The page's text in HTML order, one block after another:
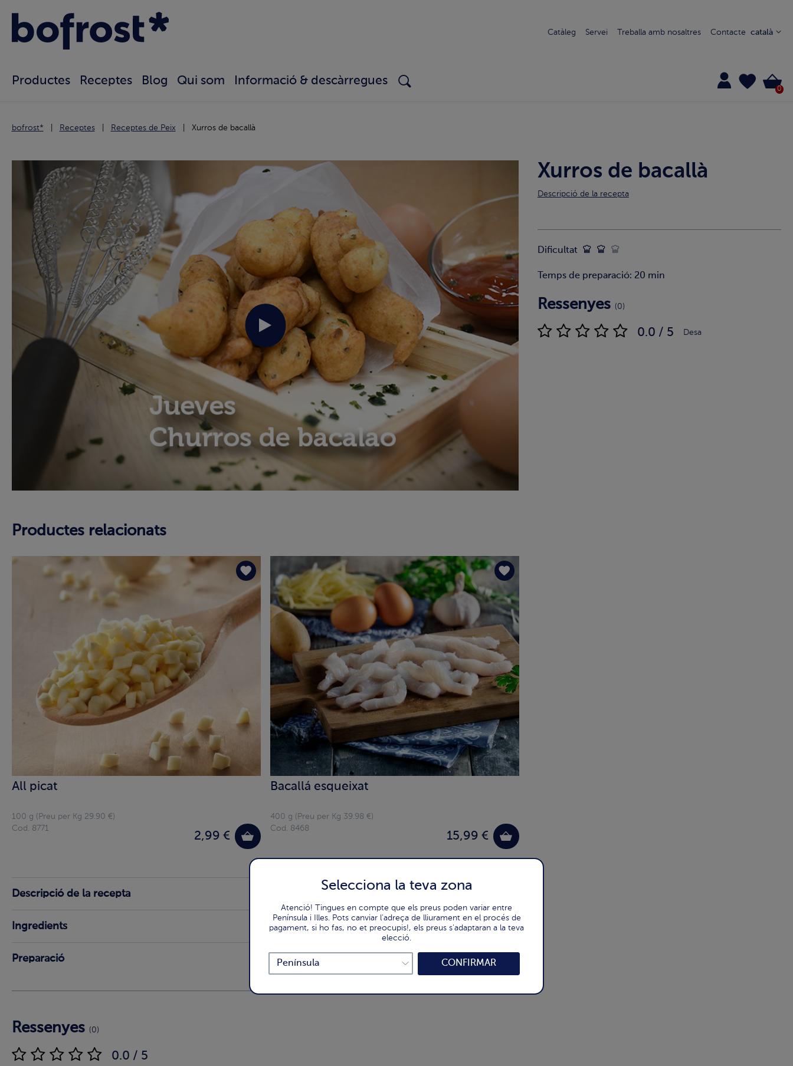
Catàleg Servei Treballa amb nosaltres Contacte català
Productes Receptes Blog Qui som Informació & descàrregues
0
bofrost* Receptes Receptes de Peix Xurros de bacallà
Xurros de bacallà
Descripció de la recepta
Dificultat
Temps de preparació: 20 min
Ressenyes (0)
0.0 / 5 Desa
Productes relacionats
All picat
100 g (Preu per Kg 29.90 €)
2,99 €
Cod. 8771
Bacallá esqueixat
400 g (Preu per Kg 39.98 €)
15,99 €
Cod. 8468
Descripció de la recepta
Ingredients
Preparació
Ressenyes (0)
0.0 / 5
Selecciona la teva zona
Atenció! Tingues en compte que els preus poden variar entre
Península i Illes. Pots canviar l'adreça de lliurament en el procés de
pagament, si ho fas, no et preocupis!, els preus s'adaptaran a la teva
elecció.
CONFIRMAR